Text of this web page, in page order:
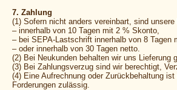
7. Zahlung
(1) Sofern nicht anders vereinbart, sind unsere
– innerhalb von 10 Tagen mit 2 % Skonto,
– bei SEPA-Lastschrift innerhalb von 8 Tagen
– oder innerhalb von 30 Tagen netto.
(2) Bei Neukunden behalten wir uns Lieferung
(3) Bei Zahlungsverzug sind wir berechtigt,
(4) Eine Aufrechnung oder Zurückbehaltung
Forderungen zulässig.